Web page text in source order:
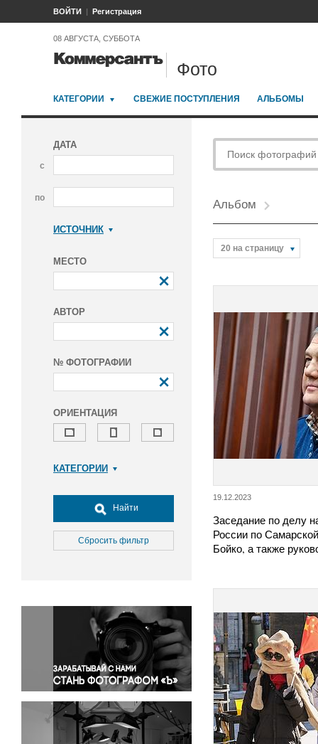
ВОЙТИ Регистрация
08 АВГУСТА, СУББОТА
Фото
КАТЕГОРИИ СВЕЖИЕ ПОСТУПЛЕНИЯ АЛЬБОМЫ
ДАТА
с
по
ИСТОЧНИК
МЕСТО
АВТОР
№ ФОТОГРАФИИ
ОРИЕНТАЦИЯ
КАТЕГОРИИ
Досуг, туризм и отдых
Культура
Медицина
Окружающая среда
Политика
Правосудие
Происшествия и конфликты
Религия
Светская жизнь
Спорт
Экология
Найти
Сбросить фильтр
Альбом
20 на страницу
19.12.2023
Заседание по делу
России по
Бойко, а также